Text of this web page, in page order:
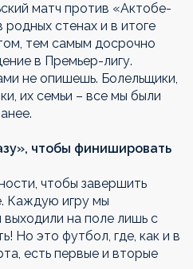
матч против «Актобе-
стенах и в итоге
тем самым досрочно
в Премьер-лигу.
не опишешь. Болельщики,
их семьи – все мы были
чтобы финишировать
чтобы завершить
Каждую игру мы
выходили на поле лишь с
Но это футбол, где, как и в
есть первые и вторые